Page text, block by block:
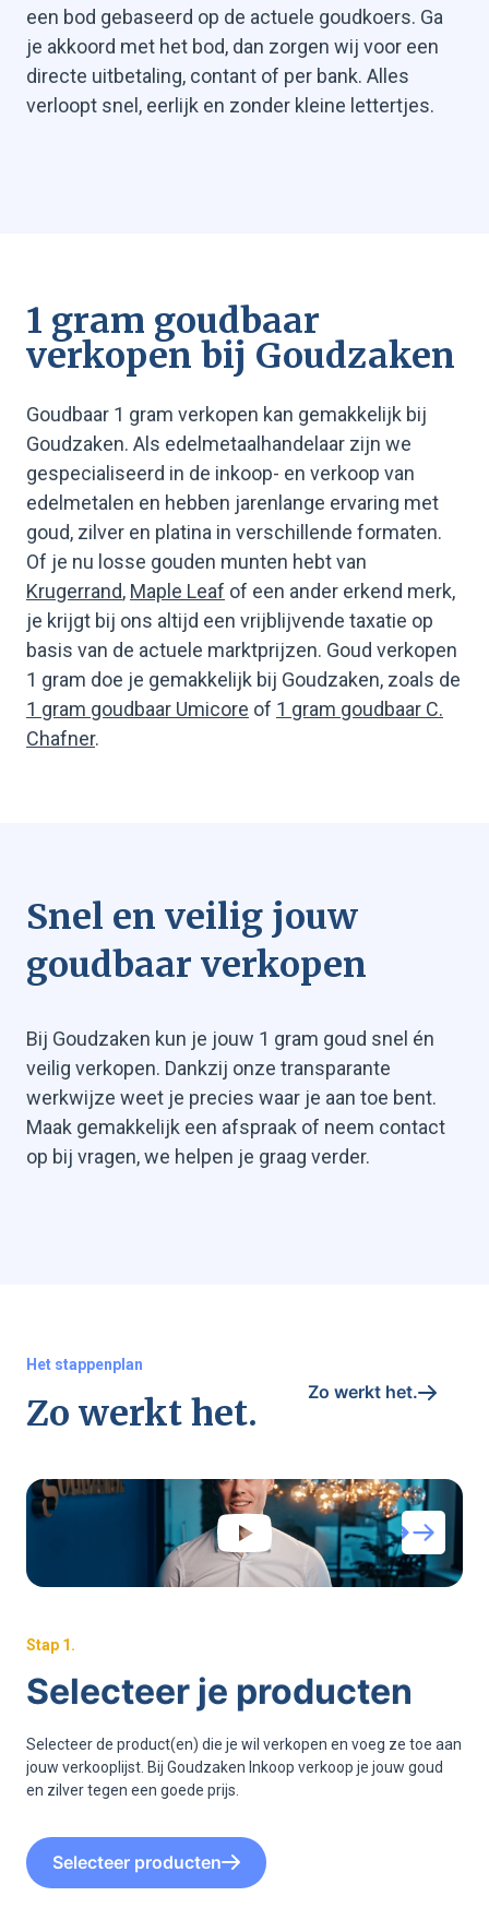
een bod gebaseerd op de actuele goudkoers. Ga
je akkoord met het bod, dan zorgen wij voor een
directe uitbetaling, contant of per bank. Alles
verloopt snel, eerlijk en zonder kleine lettertjes.
1 gram goudbaar
verkopen bij Goudzaken
Goudbaar 1 gram verkopen kan gemakkelijk bij
Goudzaken. Als edelmetaalhandelaar zijn we
gespecialiseerd in de inkoop- en verkoop van
edelmetalen en hebben jarenlange ervaring met
goud, zilver en platina in verschillende formaten.
Of je nu losse gouden munten hebt van
Krugerrand, Maple Leaf of een ander erkend merk,
je krijgt bij ons altijd een vrijblijvende taxatie op
basis van de actuele marktprijzen. Goud verkopen
1 gram doe je gemakkelijk bij Goudzaken, zoals de
1 gram goudbaar Umicore of 1 gram goudbaar C.
Chafner.
Snel en veilig jouw
goudbaar verkopen
Bij Goudzaken kun je jouw 1 gram goud snel én
veilig verkopen. Dankzij onze transparante
werkwijze weet je precies waar je aan toe bent.
Maak gemakkelijk een afspraak of neem contact
op bij vragen, we helpen je graag verder.
Het stappenplan
Zo werkt het. Zo werkt het.
Stap 1.
Selecteer je producten
Selecteer de product(en) die je wil verkopen en voeg ze toe aan
jouw verkooplijst. Bij Goudzaken Inkoop verkoop je jouw goud
en zilver tegen een goede prijs.
Selecteer producten